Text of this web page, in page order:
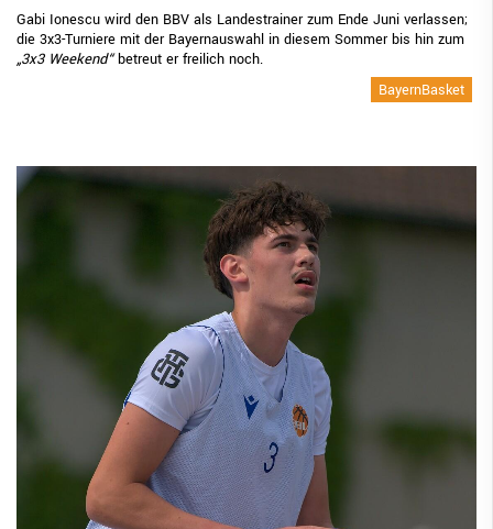
Gabi Ionescu wird den BBV als Landestrainer zum Ende Juni verlassen;
die 3x3-Turniere mit der Bayernauswahl in diesem Sommer bis hin zum
„3x3 Weekend“betreut er freilich noch.
BayernBasket